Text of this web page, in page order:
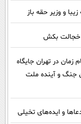
و وزیر حقه باز
خجالت بکش
در تهران جایگاه
جنگ و آینده ملت
و ایده‌های تخیلی